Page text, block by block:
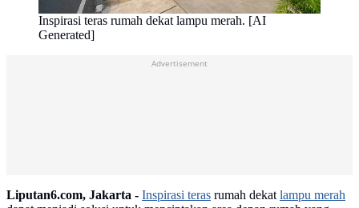
Inspirasi teras rumah dekat lampu merah. [AI
Generated]
Liputan6.com, Jakarta - Inspirasi teras rumah dekatlampu merah